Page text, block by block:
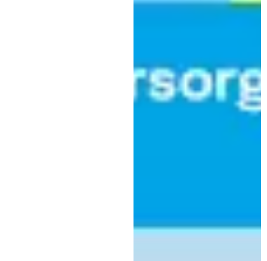
Theater mit Haltung:
Benefizabend in Waal für den